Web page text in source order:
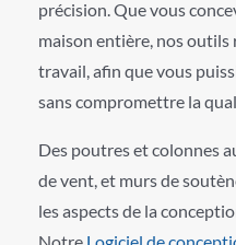
précision. Que vous
maison entière, nos
travail, afin que vous
sans compromettre la
Des poutres et colonnes
de vent, et murs de
les aspects de la